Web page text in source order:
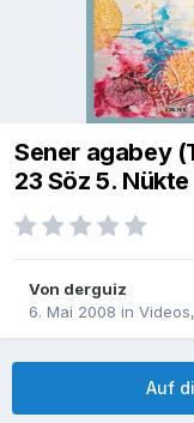
Sener agabey
23 Söz 5. Nükte
Von derguiz
6. Mai 2008 in
Auf